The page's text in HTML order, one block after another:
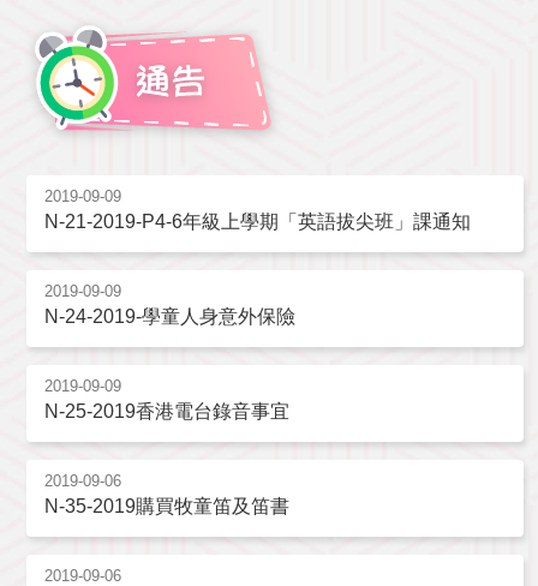
2019-09-09
N-21-2019-P4-6年級上學期「英語拔尖班」課通知
2019-09-09
N-24-2019-學童人身意外保險
2019-09-09
N-25-2019香港電台錄音事宜
2019-09-06
N-35-2019購買牧童笛及笛書
2019-09-06